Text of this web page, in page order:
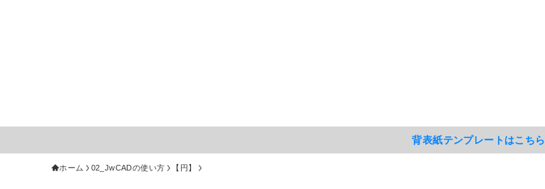
背表紙テンプレートはこちら
ホーム 02_JwCADの使い方 【円】